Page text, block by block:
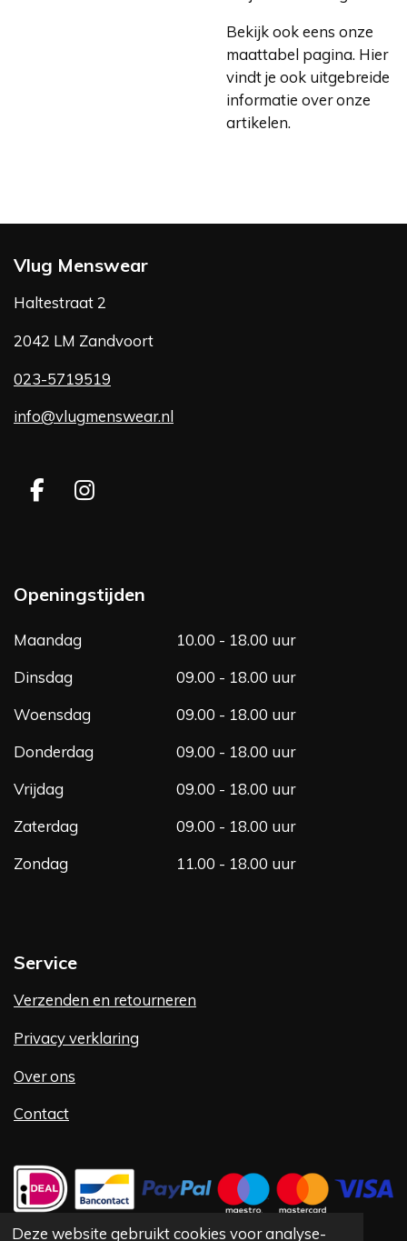
Deze website gebruikt cookies voor analyse-
Bekijk ook eens onze
maattabel pagina. Hier
vindt je ook uitgebreide
informatie over onze
artikelen.
Vlug Menswear
Haltestraat 2
2042 LM Zandvoort
023-5719519
info@vlugmenswear.nl
F
b
o
k
I
a
g
Openingstijden
Maandag
10.00 - 18.00 uur
Dinsdag
09.00 - 18.00 uur
Woensdag
09.00 - 18.00 uur
Donderdag
09.00 - 18.00 uur
Vrijdag
09.00 - 18.00 uur
Zaterdag
09.00 - 18.00 uur
Zondag
11.00 - 18.00 uur
Service
Verzenden en retourneren
Privacy verklaring
Over ons
Contact